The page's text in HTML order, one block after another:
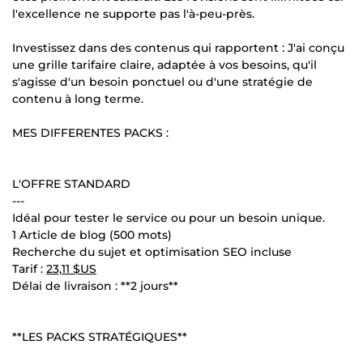
l'excellence ne supporte pas l'à-peu-près.
Investissez dans des contenus qui rapportent : J'ai conçu
une grille tarifaire claire, adaptée à vos besoins, qu'il
s'agisse d'un besoin ponctuel ou d'une stratégie de
contenu à long terme.
MES DIFFERENTES PACKS :
L'OFFRE STANDARD
---
Idéal pour tester le service ou pour un besoin unique.
1 Article de blog (500 mots)
Recherche du sujet et optimisation SEO incluse
Tarif : 23,11 $US
Délai de livraison : **2 jours**
**LES PACKS STRATÉGIQUES**